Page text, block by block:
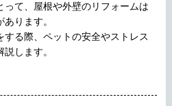
って、屋根や外壁のリフォームは
ります。
る際、ペットの安全やストレス
します。